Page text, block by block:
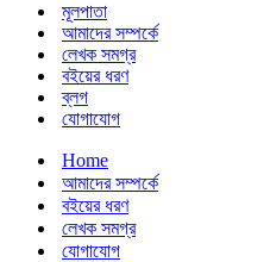
মূলপাতা
আমাদের সম্পর্কে
লেখক সমগ্র
বইয়ের ধরণ
ব্লগ
যোগাযোগ
Home
আমাদের সম্পর্কে
বইয়ের ধরণ
লেখক সমগ্র
যোগাযোগ